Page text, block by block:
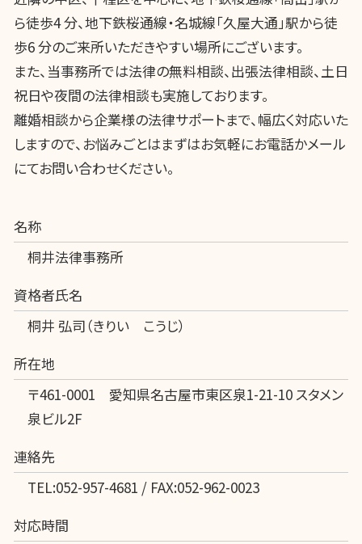
ら徒歩4 分、地下鉄桜通線・名城線「久屋大通」駅から徒
歩6 分のご来所いただきやすい場所にございます。
また、当事務所では法律の無料相談、出張法律相談、土日
祝日や夜間の法律相談も実施しております。
離婚相談から企業様の法律サポートまで、幅広く対応いた
しますので、お悩みごとはまずはお気軽にお電話かメール
にてお問い合わせください。
名称
桐井法律事務所
資格者氏名
桐井 弘司（きりい こうじ）
所在地
〒461-0001 愛知県名古屋市東区泉1-21-10 スタメン
泉ビル2F
連絡先
TEL:052-957-4681 / FAX:052-962-0023
対応時間